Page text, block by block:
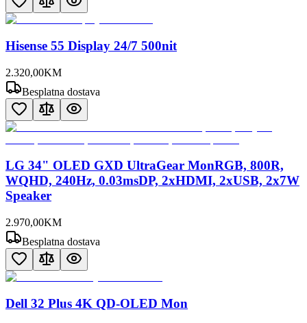
Hisense 55 Display 24/7 500nit
2.320,00KM
Besplatna dostava
LG 34" OLED GXD UltraGear MonRGB, 800R,
WQHD, 240Hz, 0.03msDP, 2xHDMI, 2xUSB, 2x7W
Speaker
2.970,00KM
Besplatna dostava
Dell 32 Plus 4K QD-OLED Mon